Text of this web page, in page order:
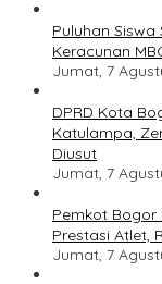
Puluhan
Keracunan
Jumat, 7
DPRD Kota
Katulampa,
Diusut
Jumat, 7
Pemkot Bogor
Prestasi Atlet,
Jumat, 7